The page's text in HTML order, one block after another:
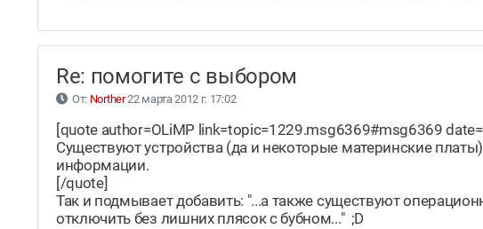
Re: помогите с выбором
От: Norther22 марта 2012 г. 17:02
[quote author=OLiMP link=topic=1229.msg6369#msg6369
Существуют устройства (да и некоторые материнские
информации.
[/quote]
Так и подмывает добавить: "...а также существуют
отключить без лишних плясок с бубном..." ;D